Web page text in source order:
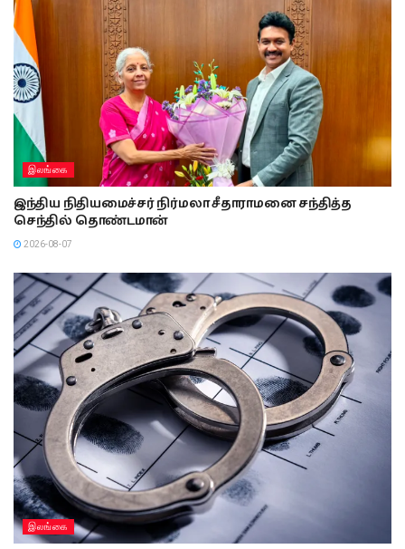
இலங்கை
இந்திய நிதியமைச்சர் நிர்மலா சீதாராமனை சந்தித்த
செந்தில் தொண்டமான்
2026-08-07
இலங்கை